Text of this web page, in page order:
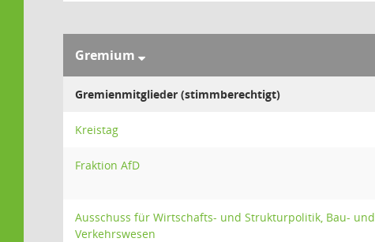
Gremium
Gremienmitglieder (stimmberechtigt)
Kreistag
Fraktion AfD
Ausschuss für Wirtschafts- und Strukturpolitik, Bau- und
Verkehrswesen